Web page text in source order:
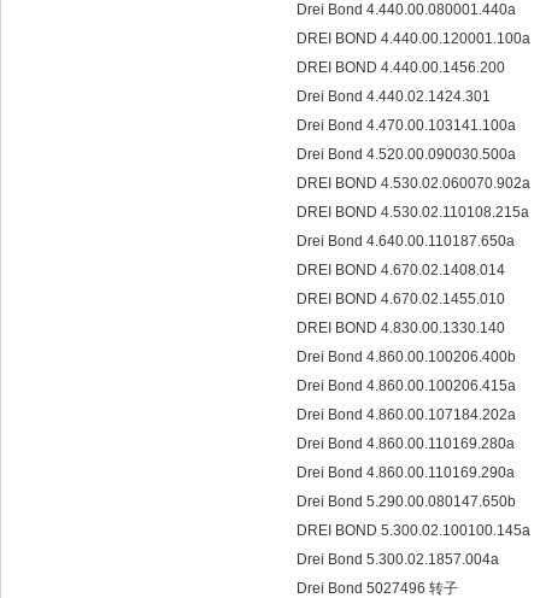
Drei Bond 4.440.00.080001.440a
DREI BOND 4.440.00.120001.100a
DREI BOND 4.440.00.1456.200
Drei Bond 4.440.02.1424.301
Drei Bond 4.470.00.103141.100a
Drei Bond 4.520.00.090030.500a
DREI BOND 4.530.02.060070.902a
DREI BOND 4.530.02.110108.215a
Drei Bond 4.640.00.110187.650a
DREI BOND 4.670.02.1408.014
DREI BOND 4.670.02.1455.010
DREI BOND 4.830.00.1330.140
Drei Bond 4.860.00.100206.400b
Drei Bond 4.860.00.100206.415a
Drei Bond 4.860.00.107184.202a
Drei Bond 4.860.00.110169.280a
Drei Bond 4.860.00.110169.290a
Drei Bond 5.290.00.080147.650b
DREI BOND 5.300.02.100100.145a
Drei Bond 5.300.02.1857.004a
Drei Bond 5027496 转子